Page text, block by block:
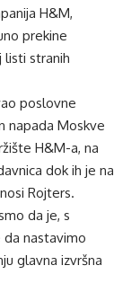
H&M,
prekine
listi stranih
poslovne
napada Moskve
H&M-a, na
dok ih je na
Rojters.
da je, s
nastavimo
glavna izvršna